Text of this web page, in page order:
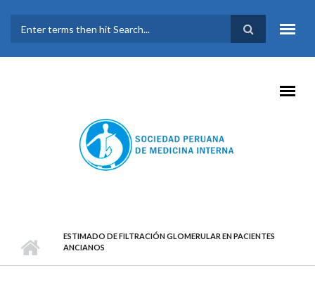
FORMULARIO DE
BÚSQUEDA
ESTIMADO DE FILTRACIÓN GLOMERULAR EN PACIENTES
ANCIANOS